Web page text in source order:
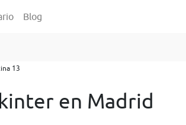
Blog
13
en Madrid